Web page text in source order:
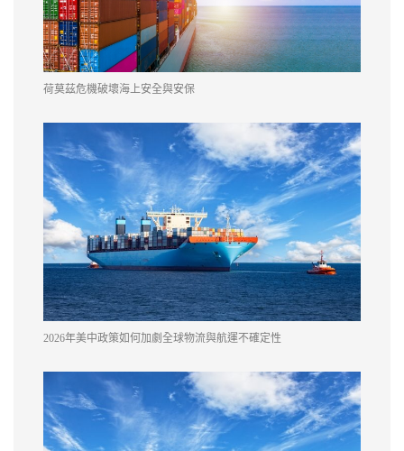
荷莫茲危機破壞海上安全與安保
2026年美中政策如何加劇全球物流與航運不確定性